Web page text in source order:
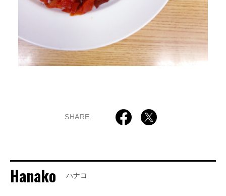
SHARE
Hanako ハナコ